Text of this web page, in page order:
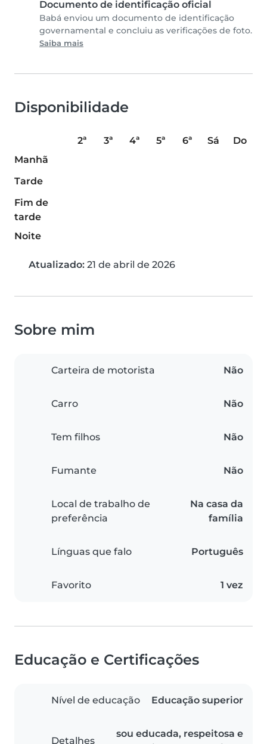
Documento de identificação oficial
Babá enviou um documento de identificação
governamental e concluiu as verificações de foto.
Saiba mais
Disponibilidade
2ª 3ª 4ª 5ª 6ª Sá
Do
Manhã
Tarde
Fim de
tarde
Noite
Atualizado: 21 de abril de 2026
Sobre mim
Carteira de motorista Não
Carro Não
Tem filhos Não
Fumante Não
Local de trabalho de
preferência
Na casa da
família
Línguas que falo Português
Favorito 1 vez
Educação e Certificações
Nível de educação Educação superior
Detalhes
sou educada, respeitosa e